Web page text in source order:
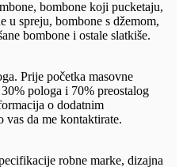
bombone koji pucketaju,
u spreju, bombone s džemom,
bombone i ostale slatkiše.
Prije početka masovne
pologa i 70% preostalog
o dodatnim
vas da me kontaktirate.
robne marke, dizajna